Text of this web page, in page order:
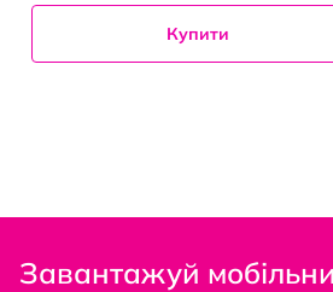
Купити
Завантажуй